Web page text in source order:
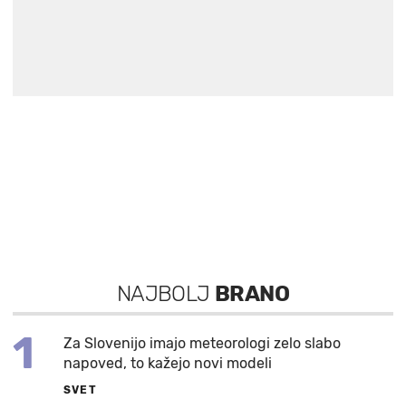
NAJBOLJ BRANO
1
Za Slovenijo imajo meteorologi zelo slabo
napoved, to kažejo novi modeli
SVET